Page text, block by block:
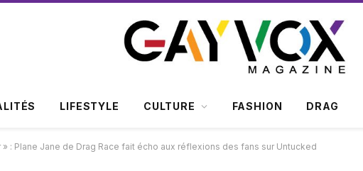
LIFESTYLE CULTURE FASHION DRAG
: Plane Jane de Drag Race fait écho aux réflexions des fans sur Untucked